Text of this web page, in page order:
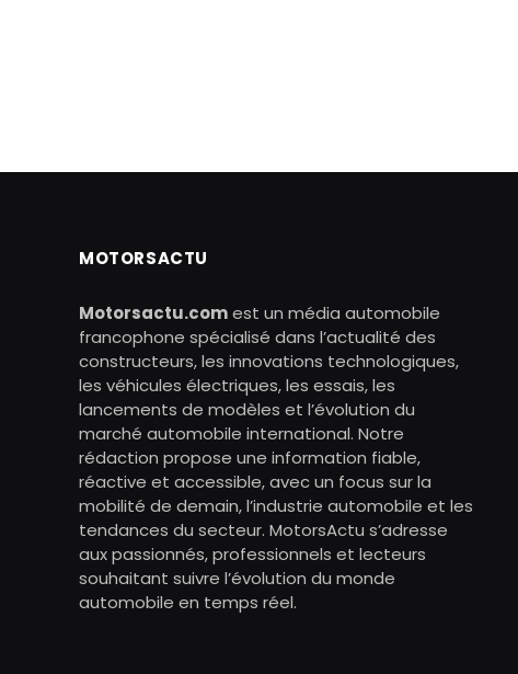
MOTORSACTU
Motorsactu.comest un média automobile
francophone spécialisé dans l’actualité des
constructeurs, les innovations technologiques,
les véhicules électriques, les essais, les
lancements de modèles et l’évolution du
marché automobile international. Notre
rédaction propose une information fiable,
réactive et accessible, avec un focus sur la
mobilité de demain, l’industrie automobile et les
tendances du secteur. MotorsActu s’adresse
aux passionnés, professionnels et lecteurs
souhaitant suivre l’évolution du monde
automobile en temps réel.